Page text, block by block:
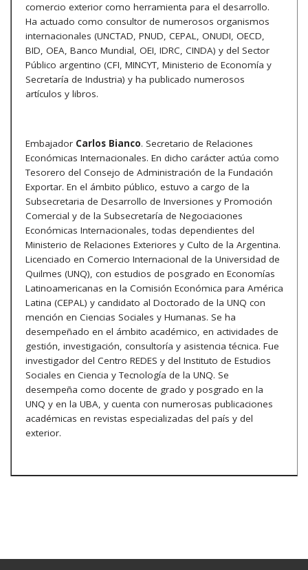
comercio exterior como herramienta para el desarrollo.
Ha actuado como consultor de numerosos organismos
internacionales (UNCTAD, PNUD, CEPAL, ONUDI, OECD,
BID, OEA, Banco Mundial, OEI, IDRC, CINDA) y del Sector
Público argentino (CFI, MINCYT, Ministerio de Economía y
Secretaría de Industria) y ha publicado numerosos
artículos y libros.
Embajador Carlos Bianco. Secretario de Relaciones
Económicas Internacionales. En dicho carácter actúa como
Tesorero del Consejo de Administración de la Fundación
Exportar. En el ámbito público, estuvo a cargo de la
Subsecretaria de Desarrollo de Inversiones y Promoción
Comercial y de la Subsecretaría de Negociaciones
Económicas Internacionales, todas dependientes del
Ministerio de Relaciones Exteriores y Culto de la Argentina.
Licenciado en Comercio Internacional de la Universidad de
Quilmes (UNQ), con estudios de posgrado en Economías
Latinoamericanas en la Comisión Económica para América
Latina (CEPAL) y candidato al Doctorado de la UNQ con
mención en Ciencias Sociales y Humanas. Se ha
desempeñado en el ámbito académico, en actividades de
gestión, investigación, consultoría y asistencia técnica. Fue
investigador del Centro REDES y del Instituto de Estudios
Sociales en Ciencia y Tecnología de la UNQ. Se
desempeña como docente de grado y posgrado en la
UNQ y en la UBA, y cuenta con numerosas publicaciones
académicas en revistas especializadas del país y del
exterior.